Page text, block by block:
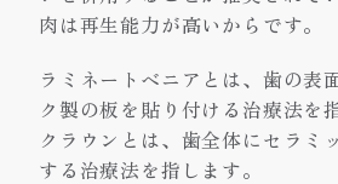
肉は再生能力が高いからです。
ラミネートベニアとは、歯の表
ク製の板を貼り付ける治療法を
クラウンとは、歯全体にセラミ
する治療法を指します。